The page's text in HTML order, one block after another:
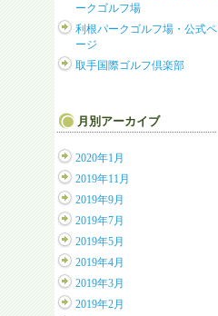
ークゴルフ場
利根パークゴルフ場・公式ペ
ージ
取手国際ゴルフ倶楽部
月別アーカイブ
2020年1月
2019年11月
2019年9月
2019年7月
2019年5月
2019年4月
2019年3月
2019年2月